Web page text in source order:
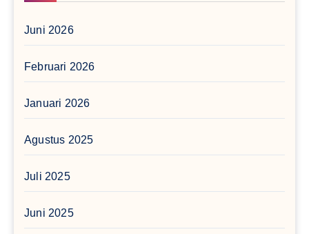
Juni 2026
Februari 2026
Januari 2026
Agustus 2025
Juli 2025
Juni 2025